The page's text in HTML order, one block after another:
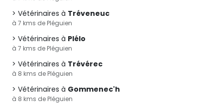
Vétérinaires à Tréveneuc
à 7 kms de Pléguien
Vétérinaires à Plélo
à 7 kms de Pléguien
Vétérinaires à Trévérec
à 8 kms de Pléguien
Vétérinaires à Gommenec'h
à 8 kms de Pléguien